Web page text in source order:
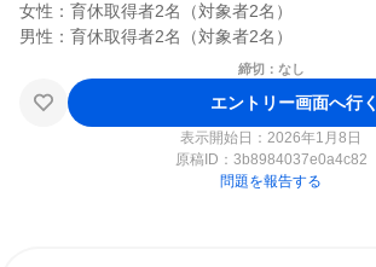
女性：育休取得者2名（対象者2名）
締切：なし
エントリー画面へ行く
表示開始日：2026年1月8日
原稿ID： 3b8984037e0a4c82
問題を報告する